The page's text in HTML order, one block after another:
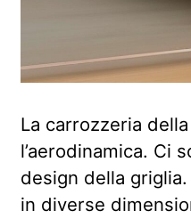
La carrozzeria
l’aerodinamica. Ci
design della
in diverse